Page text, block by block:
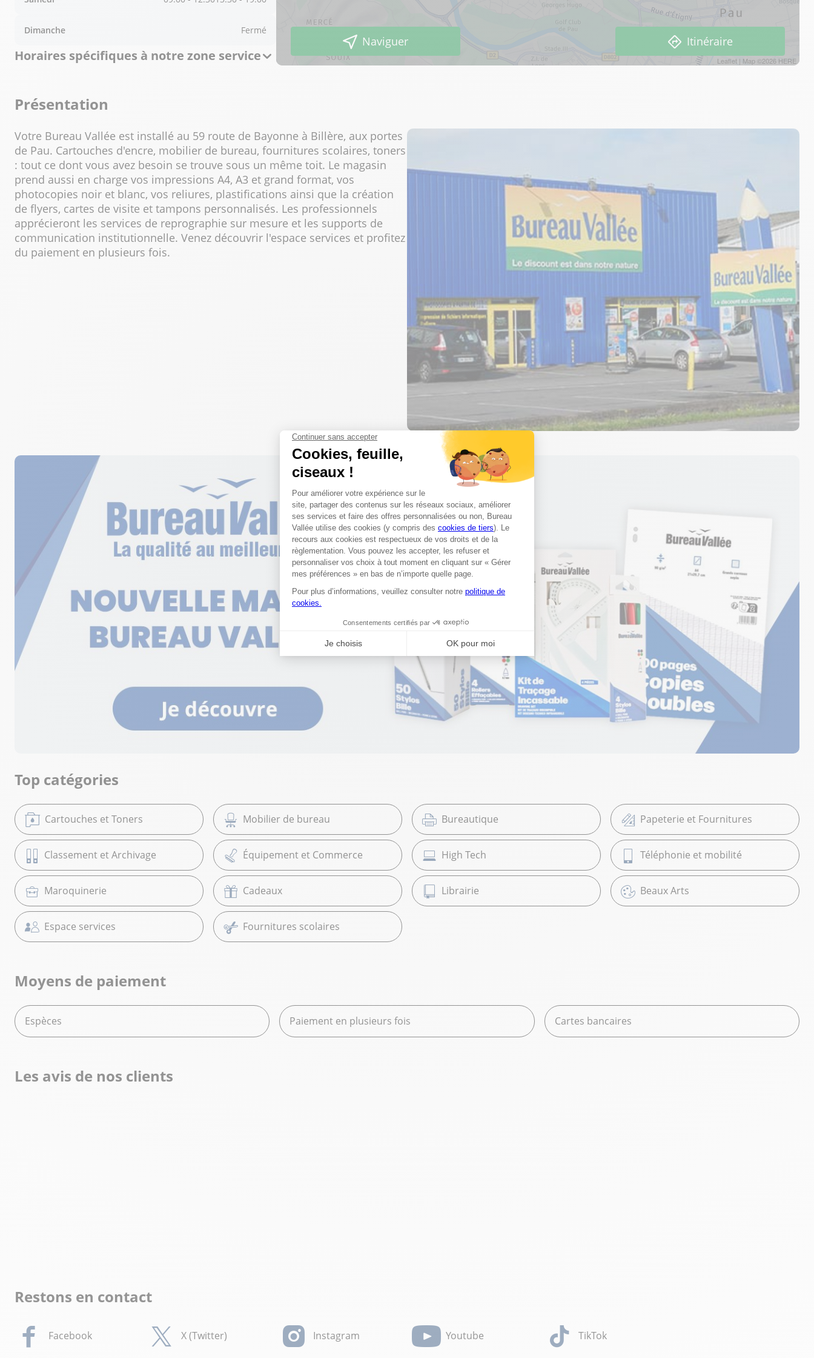
Dimanche Fermé
Horaires spécifiques à notre zone service Leaflet | Map ©2026 HERE
Naviguer Itinéraire
Présentation
Votre Bureau Vallée est installé au 59 route de Bayonne à Billère, aux portes
de Pau. Cartouches d'encre, mobilier de bureau, fournitures scolaires, toners
: tout ce dont vous avez besoin se trouve sous un même toit. Le magasin
prend aussi en charge vos impressions A4, A3 et grand format, vos
photocopies noir et blanc, vos reliures, plastifications ainsi que la création
de flyers, cartes de visite et tampons personnalisés. Les professionnels
apprécieront les services de reprographie sur mesure et les supports de
communication institutionnelle. Venez découvrir l'espace services et profitez
du paiement en plusieurs fois.
Top catégories
Cartouches et Toners Mobilier de bureau Bureautique Papeterie et Fournitures
Classement et Archivage Équipement et Commerce High Tech Téléphonie et mobilité
Maroquinerie Cadeaux Librairie Beaux Arts
Espace services Fournitures scolaires
Moyens de paiement
Espèces Paiement en plusieurs fois Cartes bancaires
Les avis de nos clients
Restons en contact
Facebook X (Twitter) Instagram Youtube TikTok